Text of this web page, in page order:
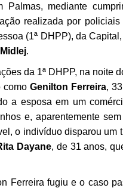
Palmas, mediante
realizada por
(1ª DHPP), da
.
da 1ª DHPP, na noite
comoGenilton Ferreira,
a esposa em um
e, aparentemente
o indivíduo disparou um
Dayane, de 31 anos,
Ferreira fugiu e o caso